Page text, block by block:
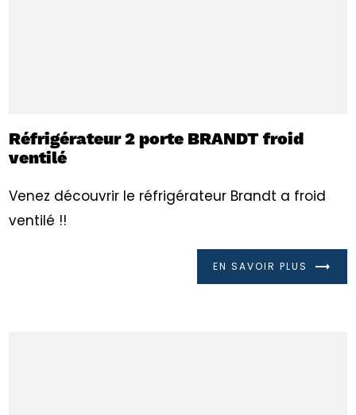
Réfrigérateur 2 porte BRANDT froid
ventilé
Venez découvrir le réfrigérateur Brandt a froid
ventilé !!
EN SAVOIR PLUS